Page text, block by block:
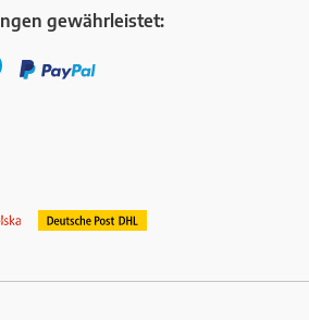
gewährleistet: